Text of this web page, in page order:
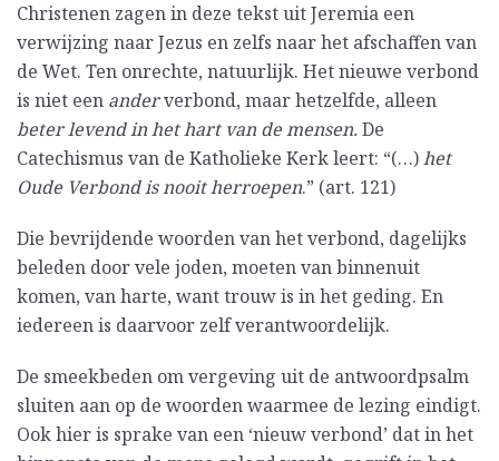
Christenen zagen in deze tekst uit Jeremia een
verwijzing naar Jezus en zelfs naar het afschaffen van
de Wet. Ten onrechte, natuurlijk. Het nieuwe verbond
is niet een anderverbond, maar hetzelfde, alleen
beterlevend in het hart van de mensen.De
Catechismus van de Katholieke Kerk leert: “(…)het
Oude Verbond is nooit herroepen.” (art. 121)
Die bevrijdende woorden van het verbond, dagelijks
beleden door vele joden, moeten van binnenuit
komen, van harte, want trouw is in het geding. En
iedereen is daarvoor zelf verantwoordelijk.
De smeekbeden om vergeving uit de antwoordpsalm
sluiten aan op de woorden waarmee de lezing eindigt.
Ook hier is sprake van een ‘nieuw verbond’ dat in het